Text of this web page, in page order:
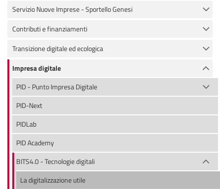
Servizio Nuove Imprese - Sportello Genesi
Contributi e finanziamenti
Transizione digitale ed ecologica
Impresa digitale
PID - Punto Impresa Digitale
PID-Next
PIDLab
PID Academy
BITS4.0 - Tecnologie digitali
La digitalizzazione utile